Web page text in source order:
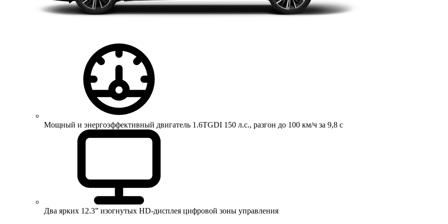
Мощный и энергоэффективный двигатель 1.6TGDI 150 л.с., разгон до 100 км/ч за 9,8 с
Два ярких 12.3” изогнутых HD-дисплея цифровой зоны управления